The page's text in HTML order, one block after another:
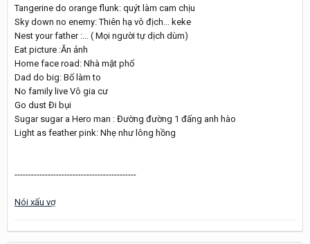
Tangerine do orange flunk: quýt làm cam chịu
Sky down no enemy: Thiên hạ vô địch... keke
Nest your father :... ( Mọi người tự dịch dùm)
Eat picture :Ăn ảnh
Home face road: Nhà mặt phố
Dad do big: Bố làm to
No family live Vô gia cư
Go dust Đi bụi
Sugar sugar a Hero man : Đường đường 1 đấng anh hào
Light as feather pink: Nhẹ như lông hồng
--------------------------------------------
Nói xấu vợ